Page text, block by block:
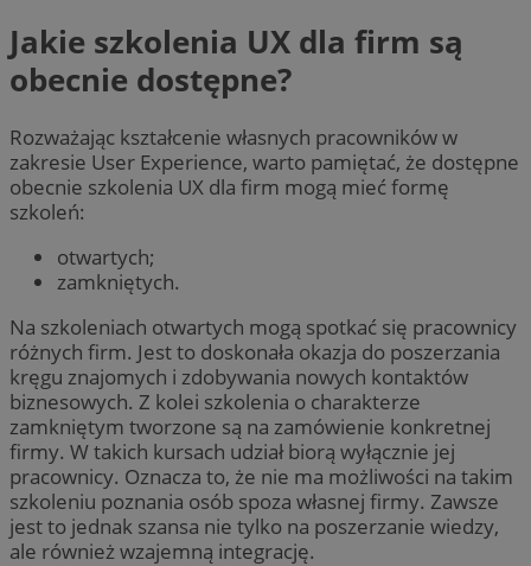
Jakie szkolenia UX dla firm są
obecnie dostępne?
Rozważając kształcenie własnych pracowników w
zakresie User Experience, warto pamiętać, że dostępne
obecnie szkolenia UX dla firm mogą mieć formę
szkoleń:
otwartych;
zamkniętych.
Na szkoleniach otwartych mogą spotkać się pracownicy
różnych firm. Jest to doskonała okazja do poszerzania
kręgu znajomych i zdobywania nowych kontaktów
biznesowych. Z kolei szkolenia o charakterze
zamkniętym tworzone są na zamówienie konkretnej
firmy. W takich kursach udział biorą wyłącznie jej
pracownicy. Oznacza to, że nie ma możliwości na takim
szkoleniu poznania osób spoza własnej firmy. Zawsze
jest to jednak szansa nie tylko na poszerzanie wiedzy,
ale również wzajemną integrację.